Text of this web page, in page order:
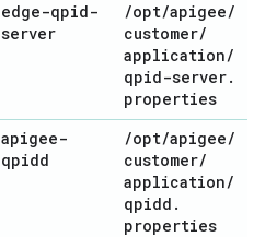
edge-qpid-
server
/opt/apigee/
customer/
application/
qpid-server.
properties
apigee-
qpidd
/opt/apigee/
customer/
application/
qpidd .
properties